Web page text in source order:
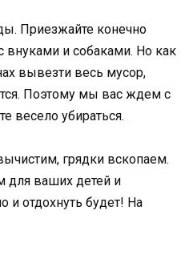
Приезжайте конечно
внуками и собаками. Но как
вывезти весь мусор,
Поэтому мы вас ждем с
весело убираться.
грядки вскопаем.
для ваших детей и
и отдохнуть будет! На